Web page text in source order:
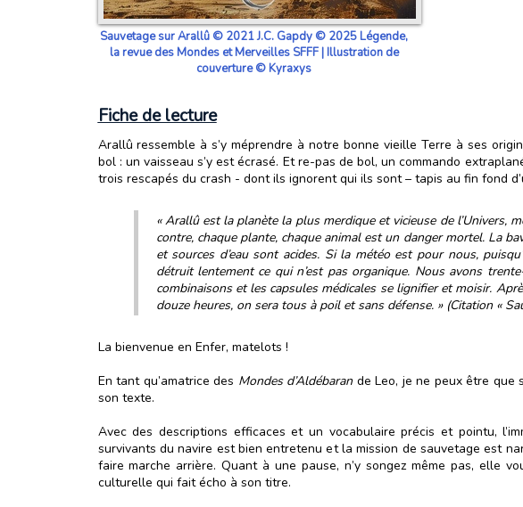
Sauvetage sur Arallû © 2021 J.C. Gapdy © 2025 Légende,
la revue des Mondes et Merveilles SFFF | Illustration de
couverture © Kyraxys
Fiche de lecture
Arallû ressemble à s’y méprendre à notre bonne vieille Terre à ses
bol : un vaisseau s’y est écrasé. Et re-pas de bol, un commando
trois rescapés du crash - dont ils ignorent qui ils sont – tapis au fin fond
« Arallû est la planète la plus merdique et vicieuse de l’Univers,
contre, chaque plante, chaque animal est un danger mortel. La
et sources d’eau sont acides. Si la météo est pour nous,
détruit lentement ce qui n’est pas organique. Nous avons
combinaisons et les capsules médicales se lignifier et moisir.
douze heures, on sera tous à poil et sans défense. » (Citation «
La bienvenue en Enfer, matelots !
En tant qu’amatrice des Mondes d’Aldébarande Leo, je ne peux être que
son texte.
Avec des descriptions efficaces et un vocabulaire précis et pointu,
survivants du navire est bien entretenu et la mission de sauvetage est
faire marche arrière. Quant à une pause, n’y songez même pas, elle
culturelle qui fait écho à son titre.